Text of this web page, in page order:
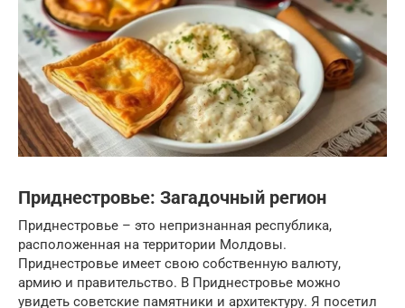
Приднестровье: Загадочный регион
Приднестровье – это непризнанная республика,
расположенная на территории Молдовы.
Приднестровье имеет свою собственную валюту,
армию и правительство. В Приднестровье можно
увидеть советские памятники и архитектуру. Я посетил